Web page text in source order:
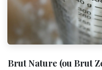
Brut Nature (ou Brut